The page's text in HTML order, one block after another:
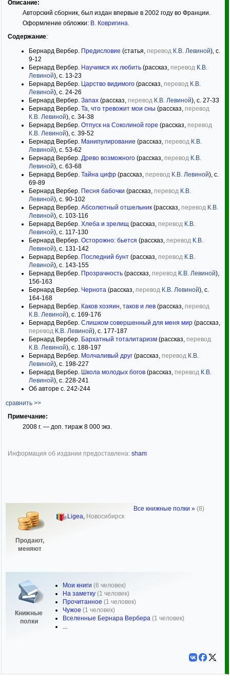
Описание:
Авторский сборник, был издан впервые в 2002 году во Франции.
Оформление обложки: В. Ковригина.
Содержание:
Бернард Вербер. Предисловие (статья, перевод К.В. Левиной), с.
9-12
Бернард Вербер. Научимся их любить (рассказ, перевод К.В.
Левиной), с. 13-23
Бернард Вербер. Царство видимого (рассказ, перевод К.В.
Левиной), с. 24-26
Бернард Вербер. Запах (рассказ, перевод К.В. Левиной), с. 27-33
Бернард Вербер. Та, что тревожит мои сны (рассказ, перевод
К.В. Левиной), с. 34-38
Бернард Вербер. Отпуск на Соколиной горе (рассказ, перевод
К.В. Левиной), с. 39-52
Бернард Вербер. Манипулирование (рассказ, перевод К.В.
Левиной), с. 53-62
Бернард Вербер. Древо возможного (рассказ, перевод К.В.
Левиной), с. 63-68
Бернард Вербер. Тайна цифр (рассказ, перевод К.В. Левиной), с.
69-89
Бернард Вербер. Песня бабочки (рассказ, перевод К.В.
Левиной), с. 90-102
Бернард Вербер. Абсолютный отшельник (рассказ, перевод К.В.
Левиной), с. 103-116
Бернард Вербер. Хлеба и зрелищ (рассказ, перевод К.В.
Левиной), с. 117-130
Бернард Вербер. Осторожно: бьется (рассказ, перевод К.В.
Левиной), с. 131-142
Бернард Вербер. Последний бунт (рассказ, перевод К.В.
Левиной), с. 143-155
Бернард Вербер. Прозрачность (рассказ, перевод К.В. Левиной),
156-163
Бернард Вербер. Чернота (рассказ, перевод К.В. Левиной), с.
164-168
Бернард Вербер. Каков хозяин, таков и лев (рассказ, перевод
К.В. Левиной), с. 169-176
Бернард Вербер. Слишком совершенный для меня мир (рассказ,
перевод К.В. Левиной), с. 177-187
Бернард Вербер. Бархатный тоталитаризм (рассказ, перевод
К.В. Левиной), с. 188-197
Бернард Вербер. Молчаливый друг (рассказ, перевод К.В.
Левиной), с. 198-227
Бернард Вербер. Школа молодых богов (рассказ, перевод К.В.
Левиной), с. 228-241
Об авторе с. 242-244
сравнить >>
Примечание:
2008 г. — доп. тираж 8 000 экз.
Информация об издании предоставлена: sham
Продают,
меняют
Ligea, Новосибирск
Книжные
полки
Мои книги (6 человек)
На заметку (1 человек)
Прочитанное (1 человек)
Чужое (1 человек)
Вселенные Бернара Вербера (1 человек)
...
Все книжные полки » (8)